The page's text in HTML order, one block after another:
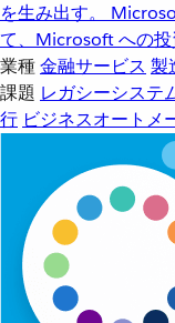
を生み出す。
て、Microsoft への投
業種金融サービス 製
課題 レガシーシステ
行 ビジネスオートメ